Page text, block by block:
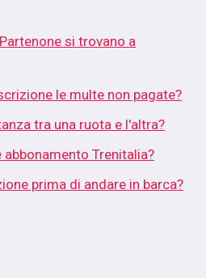
si trovano a
le multe non pagate?
tra una ruota e l'altra?
Trenitalia?
prima di andare in barca?